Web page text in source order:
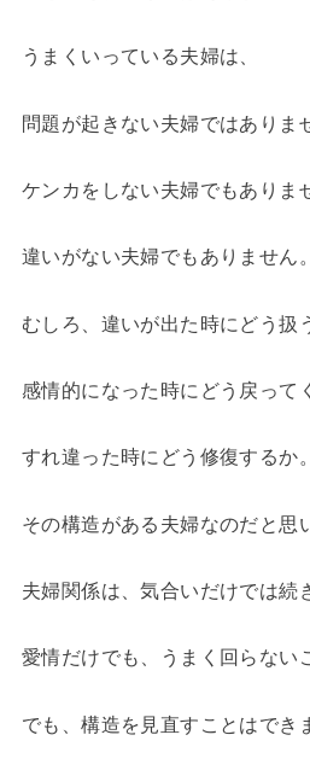
うまくいっている夫婦は、
問題が起きない夫婦ではありま
ケンカをしない夫婦でもありま
違いがない夫婦でもありません。
むしろ、違いが出た時にどう扱
感情的になった時にどう戻って
すれ違った時にどう修復するか。
その構造がある夫婦なのだと思
夫婦関係は、気合いだけでは続
愛情だけでも、うまく回らない
でも、構造を見直すことはでき